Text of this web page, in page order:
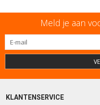
Meld je aan
KLANTENSERVICE